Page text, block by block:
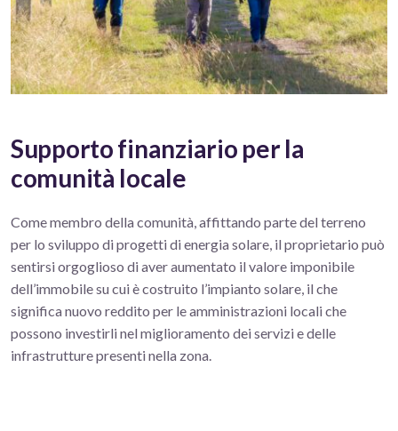
Supporto finanziario per la
comunità locale
Come membro della comunità, affittando parte del terreno
per lo sviluppo di progetti di energia solare, il proprietario può
sentirsi orgoglioso di aver aumentato il valore imponibile
dell’immobile su cui è costruito l’impianto solare, il che
significa nuovo reddito per le amministrazioni locali che
possono investirli nel miglioramento dei servizi e delle
infrastrutture presenti nella zona.